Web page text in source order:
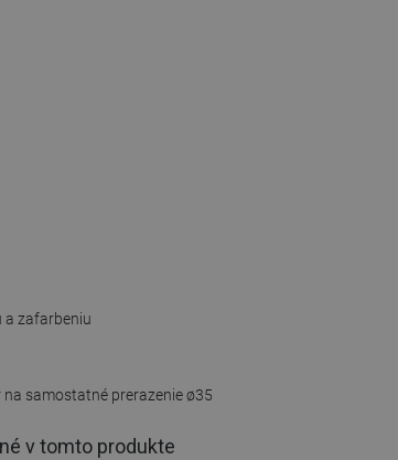
a zafarbeniu
samostatné prerazenie ø35
v tomto produkte